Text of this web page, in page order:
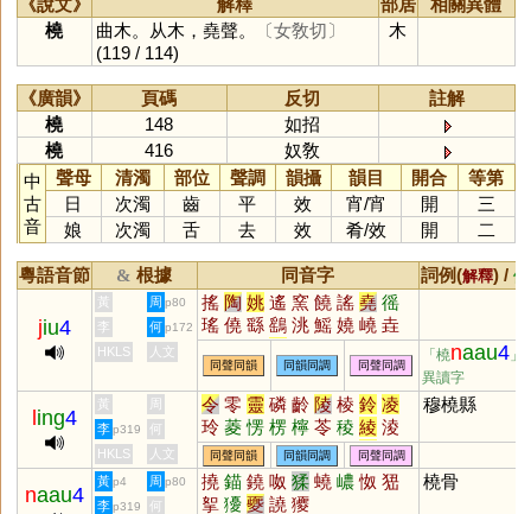
《說文》 解釋 部居
相關異體
橈
曲木。从木，堯聲。
〔女敎切〕
(119 / 114)
木
《廣韻》 頁碼 反切
註解
橈
148
如招
橈
416
奴敎
中
古
音
聲母 清濁 部位 聲調 韻攝 韻目 開合
等第
日
次濁 齒 平 效 宵/宵 開
三
娘
次濁 舌 去 效 肴/效 開 二
粵語音節 & 根據 同音字 詞例(解釋) /
jiu4
黃 周 p80 搖 陶 姚 遙 窯 饒 謠 堯 徭
瑤 僥 繇 鷂 洮 鰩 嬈 嶢 垚
猺 蟯 軺 䌛 脁 媱 愮 傜 珧
銚 榣 蕘 颻 襓 嗂 顤 摿 烑
穘
李 何 p172
HKLS 人文
同聲同韻 同韻同調 同聲同調
「橈naau4 」
異讀字
ing4
黃 周 令 零 靈 磷 齡 陵 棱 鈴 凌
玲 菱 愣 楞 檸 苓 稜 綾 淩
伶 翎 聆 泠 鯪 拎 羚 笭 柃
舲 囹 欞 蛉 酃 崚 醽 呤 瓴
鴒 𦉢 岭 爧 倰 澪 蘦 蔆 霝 薐
穆橈縣
李 p319
何
HKLS
人文 同聲同韻 同韻同調 同聲同調
naau4
黃 p4 周 p80 撓 錨 鐃 呶 猱 蟯 嶩 怓 峱
挐 獶 夒 譊 獿
橈骨
李 p319
何